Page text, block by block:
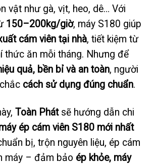
vật như gà, vịt, heo, dê… Với
150–200kg/giờ, máy S180 giúp
cám viên tại nhà, tiết kiệm từ
thức ăn mỗi tháng. Nhưng để
quả, bền bỉ và an toàn, người
cách sử dụng đúng chuẩn.
Toàn Phátsẽ hướng dẫn chi
ép cám viên S180 mới nhất
bị, trộn nguyên liệu, ép cám
máy – đảm bảo ép khỏe, máy